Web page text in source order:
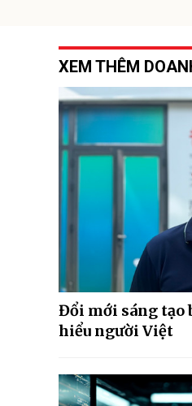
XEM THÊM
Đổi mới sáng tạo
hiểu người Việt